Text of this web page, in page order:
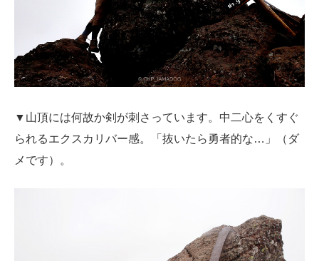
▼山頂には何故か剣が刺さっています。中二心をくすぐ
られるエクスカリバー感。「抜いたら勇者的な…」（ダ
メです）。